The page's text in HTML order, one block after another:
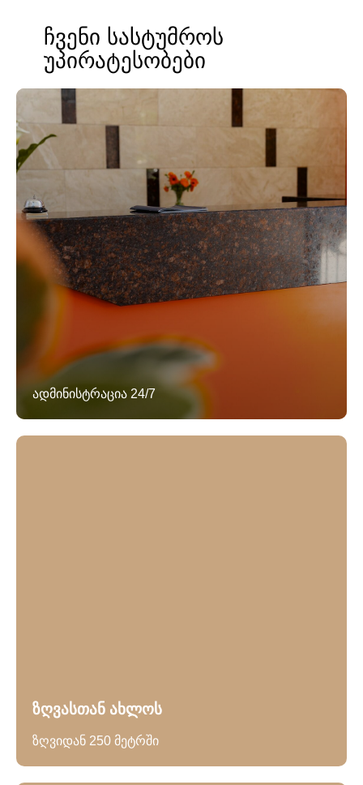
ჩვენი სასტუმროს
უპირატესობები
ადმინისტრაცია 24/7
ზღვასთან ახლოს
ზღვიდან 250 მეტრში